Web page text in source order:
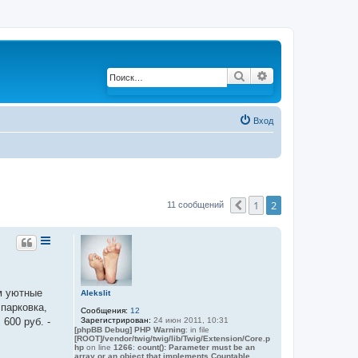
Поиск
Вход
11 сообщений Пред.
1 2
Alekslit
Сообщения: 12
Зарегистрирован: 24 июн 2011, 10:31
[phpBB Debug] PHP Warning: in file
[ROOT]/vendor/twig/twig/lib/Twig/Extension/Core.p
hpon line 1266: count(): Parameter must be an
array or an object that implements Countable
уютные
600 руб. -